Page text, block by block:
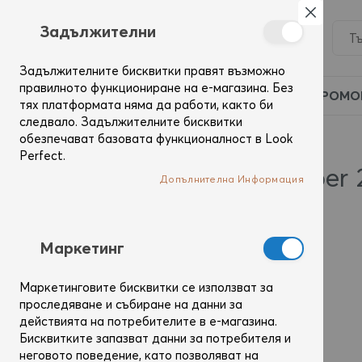
Начало Блог Monthly Archives: October 2023
Monthly Archives: October
Задължителни
Задължителните бисквитки правят възможно
правилното функциониране на е-магазина. Без
тях платформата няма да работи, както би
следвало. Задължителните бисквитки
обезпечават базовата функционалност в Look
Perfect.
Допълнителна Информация
Mаркетинг
Маркетинговите бисквитки се използват за
проследяване и събиране на данни за
действията на потребителите в е-магазина.
Бисквитките запазват данни за потребителя и
неговото поведение, като позволяват на